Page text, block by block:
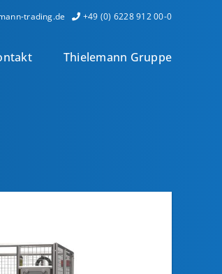
trading.de +49 (0) 6228 912 00-0
Thielemann Gruppe